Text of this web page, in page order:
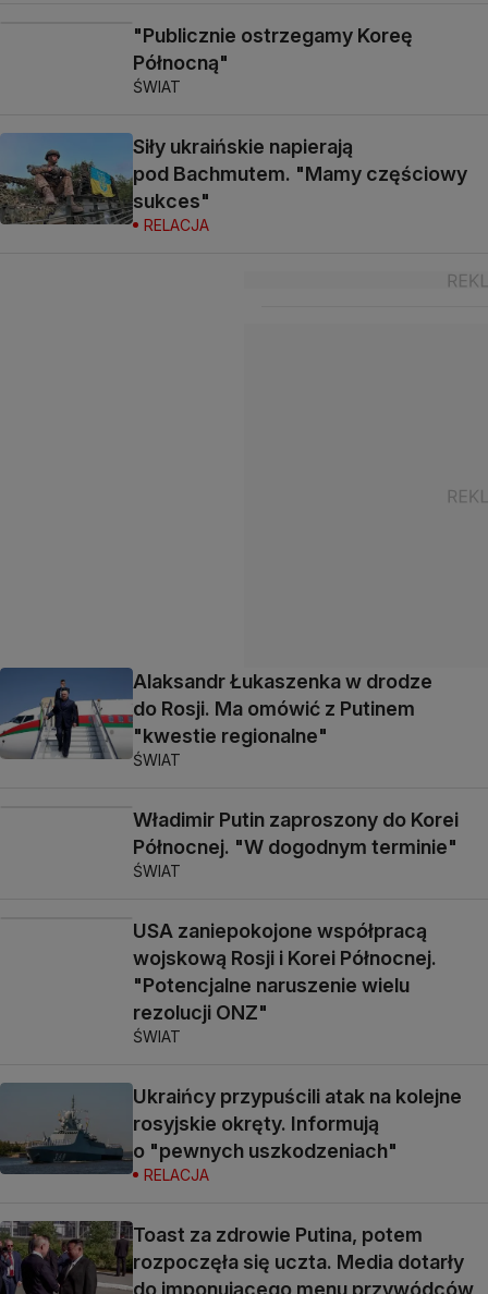
"Publicznie ostrzegamy Koreę
Północną"
ŚWIAT
Siły ukraińskie napierają
pod Bachmutem. "Mamy częściowy
sukces"
RELACJA
Alaksandr Łukaszenka w drodze
do Rosji. Ma omówić z Putinem
"kwestie regionalne"
ŚWIAT
Władimir Putin zaproszony do Korei
Północnej. "W dogodnym terminie"
ŚWIAT
USA zaniepokojone współpracą
wojskową Rosji i Korei Północnej.
"Potencjalne naruszenie wielu
rezolucji ONZ"
ŚWIAT
Ukraińcy przypuścili atak na kolejne
rosyjskie okręty. Informują
o "pewnych uszkodzeniach"
RELACJA
Toast za zdrowie Putina, potem
rozpoczęła się uczta. Media dotarły
do imponującego menu przywódców